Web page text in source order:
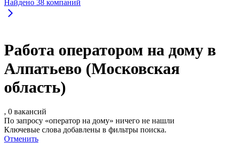
Найдено 38 компаний
Работа оператором на дому в
Алпатьево (Московская
область)
, 0 вакансий
По запросу «оператор на дому» ничего не нашли
Ключевые слова добавлены в фильтры поиска.
Отменить